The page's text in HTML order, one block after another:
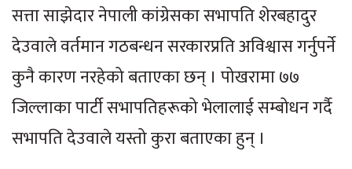
सत्ता साझेदार नेपाली कांग्रेसका सभापति शेरबहादुर
देउवाले वर्तमान गठबन्धन सरकारप्रति अविश्वास गर्नुपर्ने
कुनै कारण नरहेको बताएका छन् । पोखरामा ७७
जिल्लाका पार्टी सभापतिहरूको भेलालाई सम्बोधन गर्दै
सभापति देउवाले यस्तो कुरा बताएका हुन् ।